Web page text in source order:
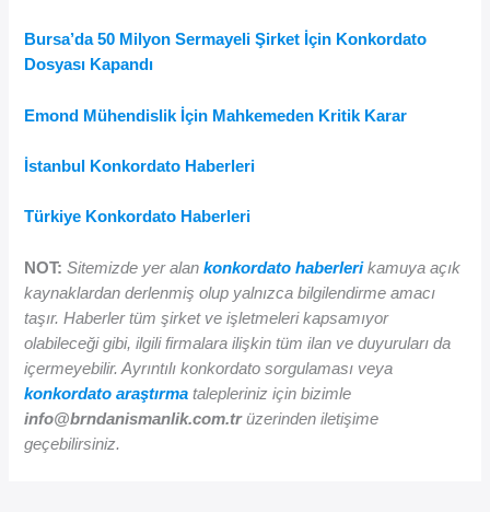
Bursa’da 50 Milyon Sermayeli Şirket İçin Konkordato
Dosyası Kapandı
Emond Mühendislik İçin Mahkemeden Kritik Karar
İstanbul Konkordato Haberleri
Türkiye Konkordato Haberleri
NOT:Sitemizde yer alankonkordato haberlerikamuya açık
kaynaklardan derlenmiş olup yalnızca bilgilendirme amacı
taşır. Haberler tüm şirket ve işletmeleri kapsamıyor
olabileceği gibi, ilgili firmalara ilişkin tüm ilan ve duyuruları da
içermeyebilir. Ayrıntılı konkordato sorgulaması veya
konkordato araştırma talepleriniz için bizimle
info@brndanismanlik.com.trüzerinden iletişime
geçebilirsiniz.